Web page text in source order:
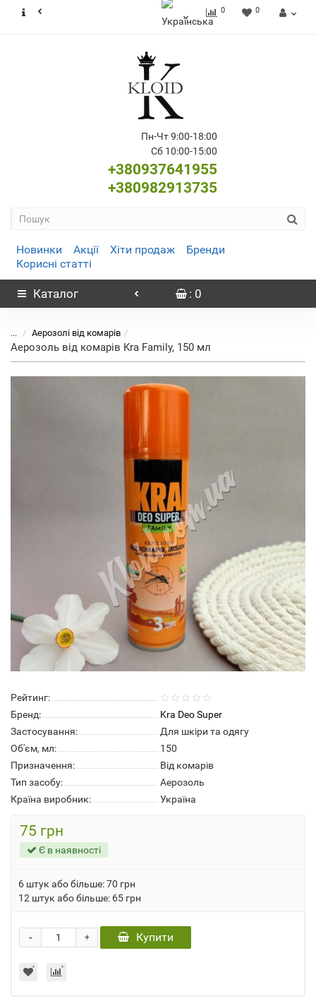
0 0
Пн-Чт 9:00-18:00
Сб 10:00-15:00
+380937641955
+380982913735
Новинки Акції Хіти продаж
Бренди
Корисні статті
Каталог : 0
... Аерозолі від комарів
Аерозоль від комарів Kra Family, 150 мл
Рейтинг:
Бренд:
Kra Deo Super
Застосування:
Для шкіри та одягу
Об'єм, мл:
150
Призначення:
Від комарів
Тип засобу:
Аерозоль
Країна виробник:
Україна
75 грн
Є в наявності
6 штук або більше: 70 грн
12 штук або більше: 65 грн
+
- Купити